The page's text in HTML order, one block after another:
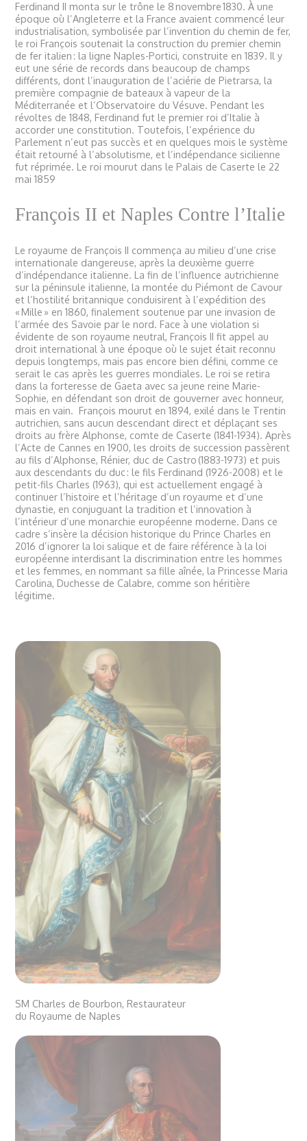
Ferdinand II monta sur le trône le 8 novembre 1830. À une
époque où l’Angleterre et la France avaient commencé leur
industrialisation, symbolisée par l’invention du chemin de fer,
le roi François soutenait la construction du premier chemin
de fer italien : la ligne Naples-Portici, construite en 1839. Il y
eut une série de records dans beaucoup de champs
différents, dont l’inauguration de l’aciérie de Pietrarsa, la
première compagnie de bateaux à vapeur de la
Méditerranée et l’Observatoire du Vésuve. Pendant les
révoltes de 1848, Ferdinand fut le premier roi d’Italie à
accorder une constitution. Toutefois, l’expérience du
Parlement n’eut pas succès et en quelques mois le système
était retourné à l’absolutisme, et l’indépendance sicilienne
fut réprimée. Le roi mourut dans le Palais de Caserte le 22
mai 1859
François II et Naples Contre l’Italie
Le royaume de François II commença au milieu d’une crise
internationale dangereuse, après la deuxième guerre
d’indépendance italienne. La fin de l’influence autrichienne
sur la péninsule italienne, la montée du Piémont de Cavour
et l’hostilité britannique conduisirent à l’expédition des
« Mille » en 1860, finalement soutenue par une invasion de
l’armée des Savoie par le nord. Face à une violation si
évidente de son royaume neutral, François II fit appel au
droit international à une époque où le sujet était reconnu
depuis longtemps, mais pas encore bien défini, comme ce
serait le cas après les guerres mondiales. Le roi se retira
dans la forteresse de Gaeta avec sa jeune reine Marie-
Sophie, en défendant son droit de gouverner avec honneur,
mais en vain. François mourut en 1894, exilé dans le Trentin
autrichien, sans aucun descendant direct et déplaçant ses
droits au frère Alphonse, comte de Caserte (1841-1934). Après
l’Acte de Cannes en 1900, les droits de succession passèrent
au fils d’Alphonse, Rénier, duc de Castro (1883-1973) et puis
aux descendants du duc : le fils Ferdinand (1926-2008) et le
petit-fils Charles (1963), qui est actuellement engagé à
continuer l’histoire et l’héritage d’un royaume et d’une
dynastie, en conjuguant la tradition et l’innovation à
l’intérieur d’une monarchie européenne moderne. Dans ce
cadre s’insère la décision historique du Prince Charles en
2016 d’ignorer la loi salique et de faire référence à la loi
européenne interdisant la discrimination entre les hommes
et les femmes, en nommant sa fille aînée, la Princesse Maria
Carolina, Duchesse de Calabre, comme son héritière
légitime.
SM Charles de Bourbon, Restaurateur
du Royaume de Naples